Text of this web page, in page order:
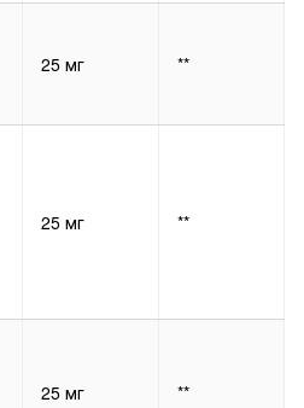
25 мг **
25 мг **
25 мг **